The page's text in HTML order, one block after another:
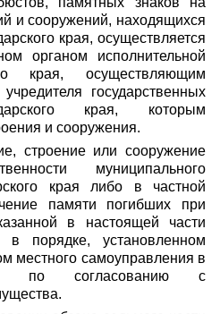
и сооружений, находящихся
края, осуществляется
органом исполнительной
края, осуществляющим
государственных
края, которым
и сооружения.
строение или сооружение
муниципального
края либо в частной
памяти погибших при
в настоящей части
в порядке, установленном
местного самоуправления в
по согласованию с